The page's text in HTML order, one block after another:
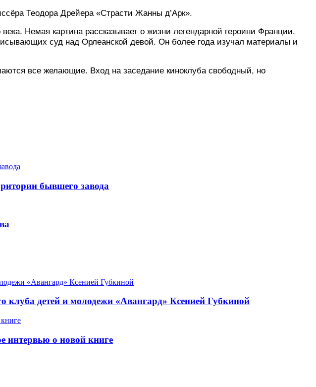
Теодора Дрейера «Страсти Жанны д’Арк».
Немая картина рассказывает о жизни легендарной героини Франции.
суд над Орлеанской девой. Он более года изучал материалы и
все желающие. Вход на заседание киноклуба свободный, но
бывшего завода
клуба детей и молодежи «Авангард» Ксенией Губкиной
о новой книге